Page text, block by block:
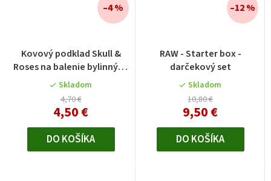
Kovový podklad Skull &
Roses na balenie bylinných
zmesí
Skladom
4,70 €
4,50 €
–4 %
DO KOŠÍKA
RAW - Starter box -
darčekový set
Skladom
10,80 €
9,50 €
–12 %
DO KOŠÍKA